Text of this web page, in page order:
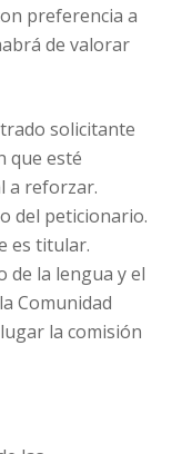
preferencia a
de valorar
solicitante
que esté
a reforzar.
del peticionario.
es titular.
de la lengua y el
Comunidad
la comisión